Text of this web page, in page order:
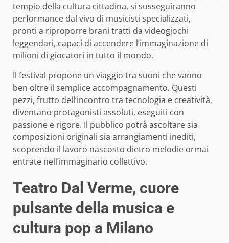
tempio della cultura cittadina, si susseguiranno
performance dal vivo di musicisti specializzati,
pronti a riproporre brani tratti da videogiochi
leggendari, capaci di accendere l’immaginazione di
milioni di giocatori in tutto il mondo.
Il festival propone un viaggio tra suoni che vanno
ben oltre il semplice accompagnamento. Questi
pezzi, frutto dell’incontro tra tecnologia e creatività,
diventano protagonisti assoluti, eseguiti con
passione e rigore. Il pubblico potrà ascoltare sia
composizioni originali sia arrangiamenti inediti,
scoprendo il lavoro nascosto dietro melodie ormai
entrate nell’immaginario collettivo.
Teatro Dal Verme, cuore
pulsante della musica e
cultura pop a Milano